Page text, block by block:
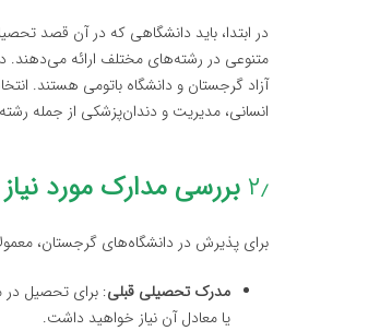
در ابتدا، باید دانشگاهی که در آن قصد
متنوعی در رشته‌های مختلف ارائه می‌دهند.
آزاد گرجستان و دانشگاه باتومی هستند.
انسانی، مدیریت و دندان‌پزشکی از جمله
۲٫ بررسی مدارک مورد نیاز
برای پذیرش در دانشگاه‌های گرجستان،
مدرک تحصیلی قبلی: برای تحصیل
یا معادل آن نیاز خواهید داشت.